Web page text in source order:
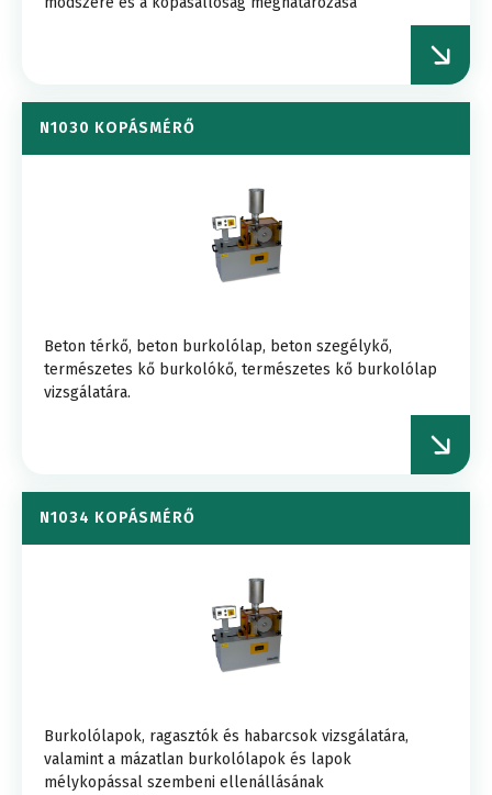
N1030 KOPÁSMÉRŐ
Beton térkő, beton burkolólap, beton szegélykő,
természetes kő burkolókő, természetes kő burkolólap
vizsgálatára.
N1034 KOPÁSMÉRŐ
Burkolólapok, ragasztók és habarcsok vizsgálatára,
valamint a mázatlan burkolólapok és lapok
mélykopással szembeni ellenállásának